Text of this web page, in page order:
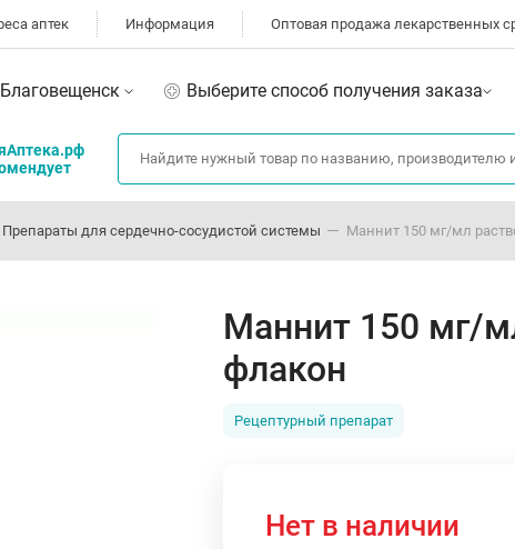
аптек Информация Оптовая продажа лекарственных
Благовещенск Выберите способ получения заказа
Препараты для сердечно-сосудистой системы Маннит 150 мг/мл
Маннит 150 мг/
флакон
Рецептурный препарат
Нет в наличии